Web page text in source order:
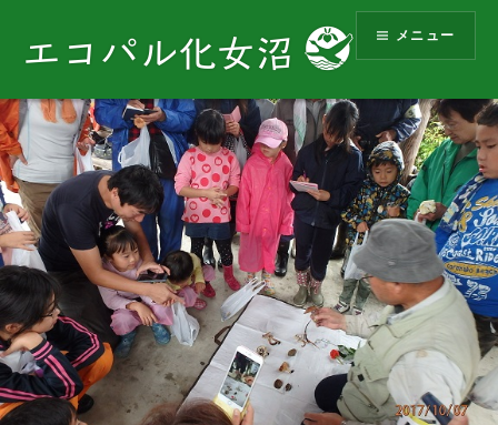
ン
ツ
へ
ス
キ
ッ
プ
エコパル化女沼 メニュー